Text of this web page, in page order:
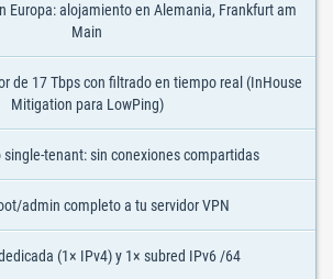
Europa: alojamiento en Alemania, Frankfurt am
Main
de 17 Tbps con filtrado en tiempo real (InHouse
Mitigation para LowPing)
single-tenant: sin conexiones compartidas
admin completo a tu servidor VPN
(1× IPv4) y 1× subred IPv6 /64